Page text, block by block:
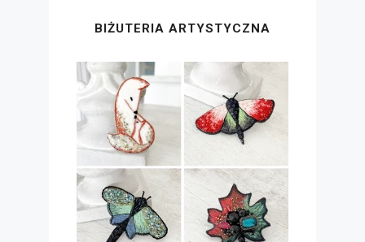
BIŻUTERIA ARTYSTYCZNA